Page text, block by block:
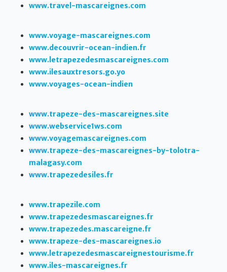
www.travel-mascareignes.com
www.voyage-mascareignes.com
www.decouvrir-ocean-indien.fr
www.letrapezedesmascareignes.com
www.ilesauxtresors.go.yo
www.voyages-ocean-indien
www.trapeze-des-mascareignes.site
www.webservice1ws.com
www.voyagemascareignes.com
www.trapeze-des-mascareignes-by-tolotra-
malagasy.com
www.trapezedesiles.fr
www.trapezile.com
www.trapezedesmascareignes.fr
www.trapezedes.mascareigne.fr
www.trapeze-des-mascareignes.io
www.letrapezedesmascareignestourisme.fr
www.iles-mascareignes.fr